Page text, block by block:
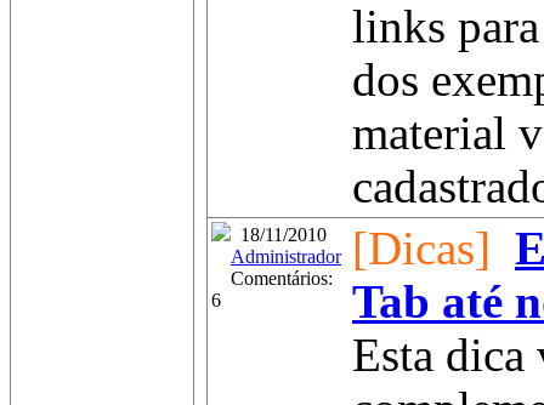
links
dos
material
18/11/2010
Administrador
Comentários:
6
[Dicas]
Tab até
Esta dica